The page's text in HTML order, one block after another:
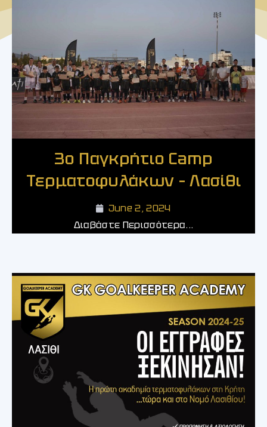
3ο Παγκρήτιο Camp
Τερματοφυλάκων – Λασίθι
June 2, 2024
Διαβάστε Περισσότερα...